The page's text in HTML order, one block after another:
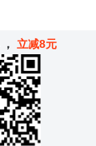
， 立减8元